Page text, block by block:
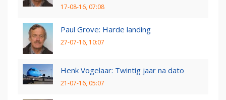
17-08-16, 07:08
Paul Grove: Harde landing
27-07-16, 10:07
Henk Vogelaar: Twintig jaar na dato
21-07-16, 05:07